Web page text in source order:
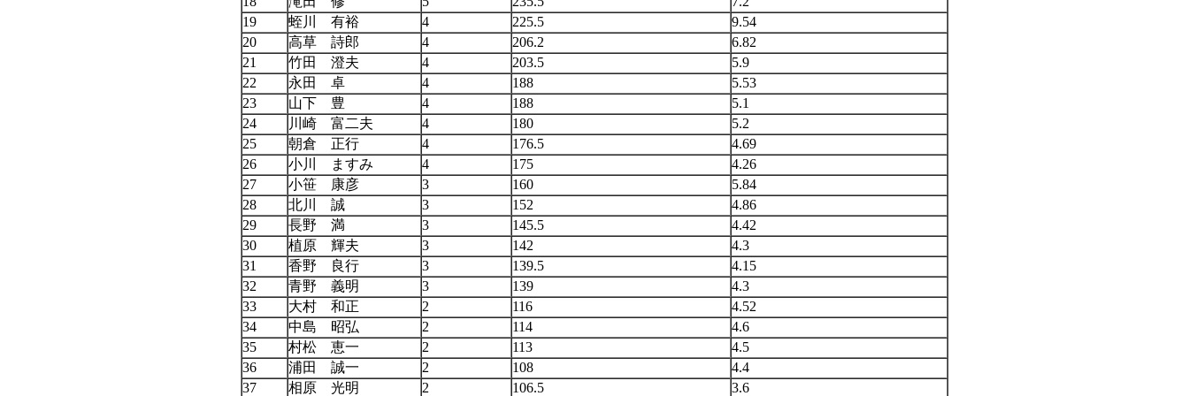
19
蛭川 有裕 4 225.5
9.54
20
高草 詩郎 4 206.2
6.82
21
竹田 澄夫 4 203.5
5.9
22
永田 卓 4 188
5.53
23
山下 豊 4 188
5.1
24
川崎 富二夫 4 180
5.2
25
朝倉 正行 4 176.5
4.69
26
小川 ますみ 4 175
4.26
27
小笹 康彦 3 160
5.84
28
北川 誠 3 152
4.86
29
長野 満 3 145.5
4.42
30
植原 輝夫 3 142
4.3
31
香野 良行 3 139.5
4.15
32
青野 義明 3 139
4.3
33
大村 和正 2 116
4.52
34
中島 昭弘 2 114
4.6
35
村松 恵一 2 113
4.5
36
浦田 誠一 2 108
4.4
37
相原 光明 2 106.5 3.6